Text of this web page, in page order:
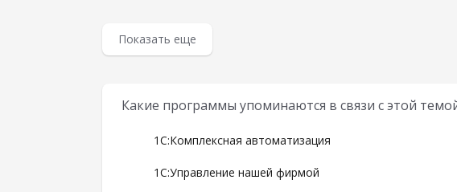
Показать еще
Какие программы упоминаются в связи с этой
1С:Комплексная автоматизация
1С:Управление нашей фирмой